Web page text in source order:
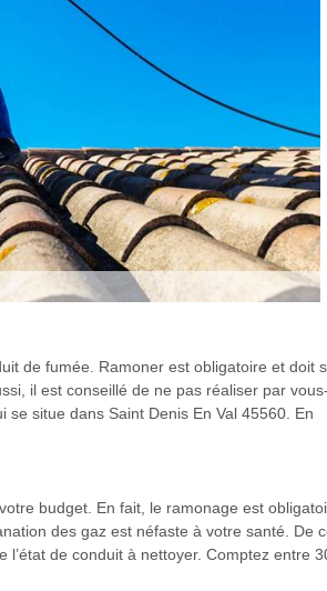
de fumée. Ramoner est obligatoire et doit
il est conseillé de ne pas réaliser par vous-
situe dans Saint Denis En Val 45560. En
budget. En fait, le ramonage est
des gaz est néfaste à votre santé. De
de conduit à nettoyer. Comptez entre